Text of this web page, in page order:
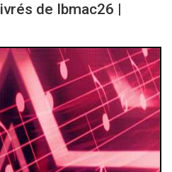
de Ibmac26 |